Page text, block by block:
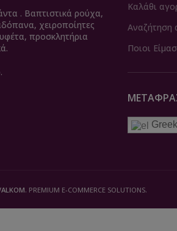
. Βαπτιστικά ρούχα,
χειροποίητες
προσκλητήρια
Καλάθι
Αναζήτηση
Ποιοι
Greek
. PREMIUM E-COMMERCE SOLUTIONS.